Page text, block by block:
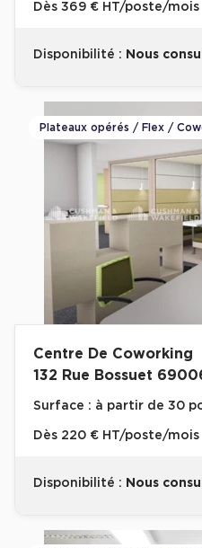
Bureaux privés à Lyon
Bureaux privés à Marseille
Bureaux privés à Neuilly-sur-
Bureaux privés à Lille
Plateaux opérés
Plateaux opérés à Paris
Plateaux opérés à Lyon
Plateaux opérés à Neuilly-
Plateaux opérés à
Bureaux privés avec terrasse
Dès 369 € HT/poste/mois
Disponibilité : Nous
Plateaux opérés / Flex /
Centre De Coworking
132 Rue Bossuet
Surface : à partir de 30
Dès 220 € HT/poste/mois
Disponibilité : Nous